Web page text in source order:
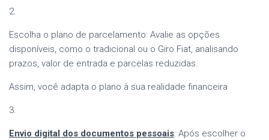
2.
Escolha o plano de parcelamento: Avalie as opções
disponíveis, como o tradicional ou o Giro Fiat, analisando
prazos, valor de entrada e parcelas reduzidas.
Assim, você adapta o plano à sua realidade financeira
3.
Envio digital dos documentos pessoais: Após escolher o